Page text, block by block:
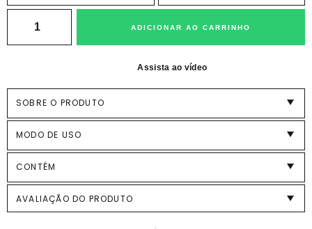
ADICIONAR AO CARRINHO
Assista ao vídeo
SOBRE O PRODUTO
MODO DE USO
CONTÉM
AVALIAÇÃO DO PRODUTO